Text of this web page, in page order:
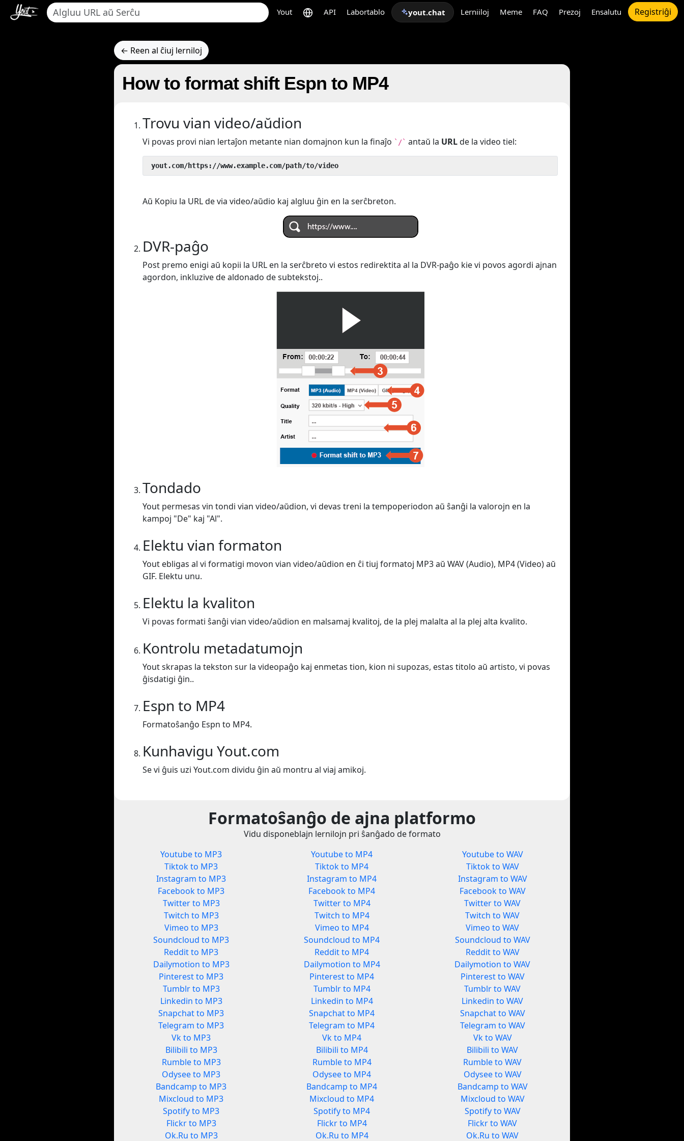
Yout API Labortablo yout.chat Lerniiloj Meme FAQ Prezoj Ensalutu Registriĝi
← Reen al ĉiuj lerniloj
How to format shift Espn to MP4
Trovu vian video/aŭdion
Vi povas provi nian lertaĵon metante nian domajnon kun la finaĵo `/` antaŭ la URLde la video tiel:
yout.com/https://www.example.com/path/to/video
Aŭ Kopiu la URL de via video/aŭdio kaj algluu ĝin en la serĉbreton.
DVR-paĝo
Post premo enigi aŭ kopii la URL en la serĉbreto vi estos redirektita al la DVR-paĝo kie vi povos agordi ajnan
agordon, inkluzive de aldonado de subtekstoj..
Tondado
Yout permesas vin tondi vian video/aŭdion, vi devas treni la tempoperiodon aŭ ŝanĝi la valorojn en la
kampoj "De" kaj "Al".
Elektu vian formaton
Yout ebligas al vi formatigi movon vian video/aŭdion en ĉi tiuj formatoj MP3 aŭ WAV (Audio), MP4 (Video) aŭ
GIF. Elektu unu.
Elektu la kvaliton
Vi povas formati ŝanĝi vian video/aŭdion en malsamaj kvalitoj, de la plej malalta al la plej alta kvalito.
Kontrolu metadatumojn
Yout skrapas la tekston sur la videopaĝo kaj enmetas tion, kion ni supozas, estas titolo aŭ artisto, vi povas
ĝisdatigi ĝin..
Espn to MP4
Formatoŝanĝo Espn to MP4.
Kunhavigu Yout.com
Se vi ĝuis uzi Yout.com dividu ĝin aŭ montru al viaj amikoj.
Formatoŝanĝo de ajna platformo
Vidu disponeblajn lernilojn pri ŝanĝado de formato
Youtube to MP3
Tiktok to MP3
Instagram to MP3
Facebook to MP3
Twitter to MP3
Twitch to MP3
Vimeo to MP3
Soundcloud to MP3
Reddit to MP3
Dailymotion to MP3
Pinterest to MP3
Tumblr to MP3
Linkedin to MP3
Snapchat to MP3
Telegram to MP3
Vk to MP3
Bilibili to MP3
Rumble to MP3
Odysee to MP3
Bandcamp to MP3
Mixcloud to MP3
Spotify to MP3
Flickr to MP3
Ok.Ru to MP3
Youtube to MP4
Tiktok to MP4
Instagram to MP4
Facebook to MP4
Twitter to MP4
Twitch to MP4
Vimeo to MP4
Soundcloud to MP4
Reddit to MP4
Dailymotion to MP4
Pinterest to MP4
Tumblr to MP4
Linkedin to MP4
Snapchat to MP4
Telegram to MP4
Vk to MP4
Bilibili to MP4
Rumble to MP4
Odysee to MP4
Bandcamp to MP4
Mixcloud to MP4
Spotify to MP4
Flickr to MP4
Ok.Ru to MP4
Youtube to WAV
Tiktok to WAV
Instagram to WAV
Facebook to WAV
Twitter to WAV
Twitch to WAV
Vimeo to WAV
Soundcloud to WAV
Reddit to WAV
Dailymotion to WAV
Pinterest to WAV
Tumblr to WAV
Linkedin to WAV
Snapchat to WAV
Telegram to WAV
Vk to WAV
Bilibili to WAV
Rumble to WAV
Odysee to WAV
Bandcamp to WAV
Mixcloud to WAV
Spotify to WAV
Flickr to WAV
Ok.Ru to WAV